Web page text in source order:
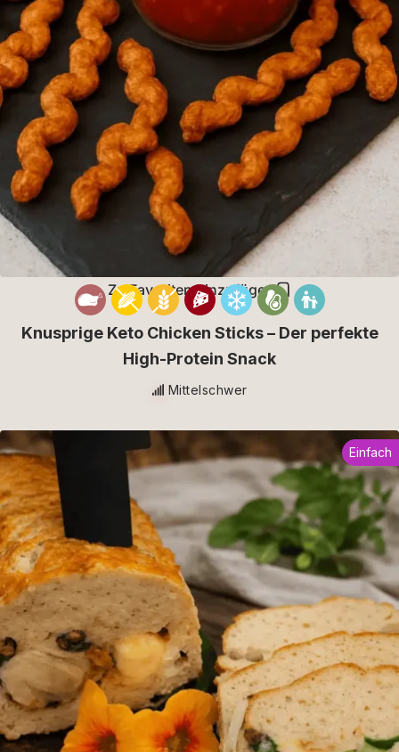
Zu Favoriten hinzufügen
Knusprige Keto Chicken Sticks – Der perfekte
High-Protein Snack
Mittelschwer
Einfach